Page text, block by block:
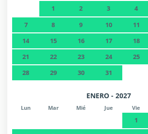
1 2 3 4
7
8 9 10 11
14
15 16 17 18
21
22 23 24 25
28
29 30 31
ENERO - 2027
Lun Mar Mié Jue Vie
1